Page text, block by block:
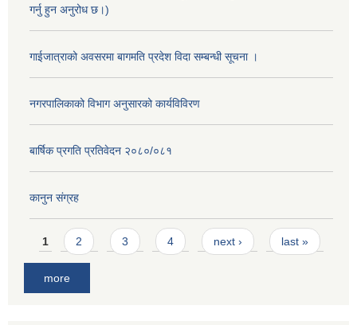
गर्नु हुन अनुरोध छ।)
गाईजात्राको अवसरमा बागमति प्रदेश विदा सम्बन्धी सूचना ।
नगरपालिकाको विभाग अनुसारको कार्यविविरण
बार्षिक प्रगति प्रतिवेदन २०८०/०८१
कानुन संग्रह
Pages
1 2 3 4 next › last »
more